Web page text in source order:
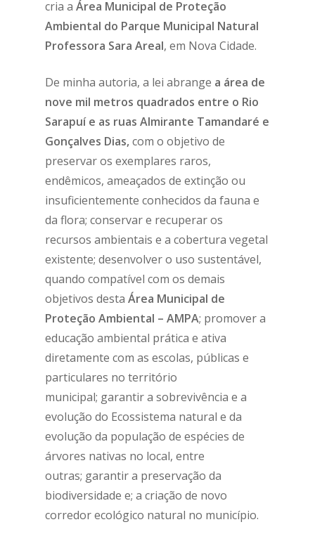
cria a Área Municipal de Proteção
Ambiental do Parque Municipal Natural
Professora Sara Areal, em Nova Cidade.
De minha autoria, a lei abrange a área de
nove mil metros quadrados entre o Rio
Sarapuí e as ruas Almirante Tamandaré e
Gonçalves Dias,com o objetivo de
preservar os exemplares raros,
endêmicos, ameaçados de extinção ou
insuficientemente conhecidos da fauna e
da flora; conservar e recuperar os
recursos ambientais e a cobertura vegetal
existente; desenvolver o uso sustentável,
quando compatível com os demais
objetivos desta Área Municipal de
Proteção Ambiental – AMPA; promover a
educação ambiental prática e ativa
diretamente com as escolas, públicas e
particulares no território
municipal; garantir a sobrevivência e a
evolução do Ecossistema natural e da
evolução da população de espécies de
árvores nativas no local, entre
outras; garantir a preservação da
biodiversidade e; a criação de novo
corredor ecológico natural no município.